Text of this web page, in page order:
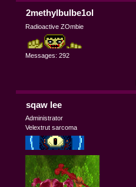
2methylbulbe1ol
Radioactive ZOmbie
Messages: 292
sqaw lee
Administrator
Velextrut sarcoma